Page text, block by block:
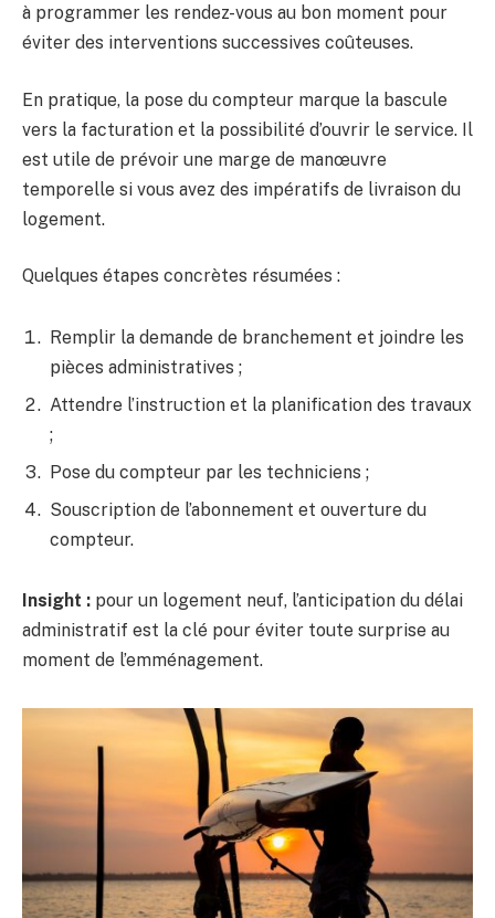
à programmer les rendez-vous au bon moment pour
éviter des interventions successives coûteuses.
En pratique, la pose du compteur marque la bascule
vers la facturation et la possibilité d’ouvrir le service. Il
est utile de prévoir une marge de manœuvre
temporelle si vous avez des impératifs de livraison du
logement.
Quelques étapes concrètes résumées :
Remplir la demande de branchement et joindre les
pièces administratives ;
Attendre l’instruction et la planification des travaux
;
Pose du compteur par les techniciens ;
Souscription de l’abonnement et ouverture du
compteur.
Insight : pour un logement neuf, l’anticipation du délai
administratif est la clé pour éviter toute surprise au
moment de l’emménagement.